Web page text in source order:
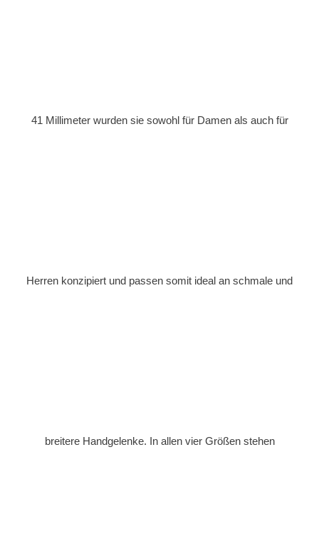
41 Millimeter wurden sie sowohl für Damen als auch für
Herren konzipiert und passen somit ideal an schmale und
breitere Handgelenke. In allen vier Größen stehen